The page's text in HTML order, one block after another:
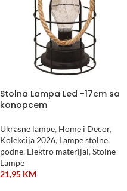
Stolna Lampa Led -17cm sa
konopcem
Ukrasne lampe, Home i Decor,
Kolekcija 2026, Lampe stolne,
podne, Elektro materijal, Stolne
Lampe
21,95 KM